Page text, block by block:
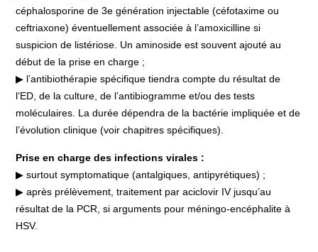
céphalosporine de 3e génération injectable (céfotaxime ou
ceftriaxone) éventuellement associée à l’amoxicilline si
suspicion de listériose. Un aminoside est souvent ajouté au
début de la prise en charge ;
▶ l’antibiothérapie spécifique tiendra compte du résultat de
l’ED, de la culture, de l’antibiogramme et/ou des tests
moléculaires. La durée dépendra de la bactérie impliquée et de
l’évolution clinique (voir chapitres spécifiques).
Prise en charge des infections virales :
▶ surtout symptomatique (antalgiques, antipyrétiques) ;
▶ après prélèvement, traitement par aciclovir IV jusqu’au
résultat de la PCR, si arguments pour méningo-encéphalite à
HSV.